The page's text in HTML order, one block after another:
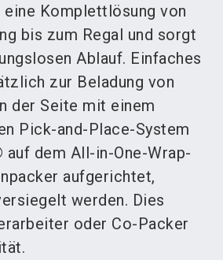
eine Komplettlösung von
bis zum Regal und sorgt
Ablauf. Einfaches
zur Beladung von
der Seite mit einem
Pick-and-Place-System
auf dem All-in-One-Wrap-
aufgerichtet,
werden. Dies
oder Co-Packer